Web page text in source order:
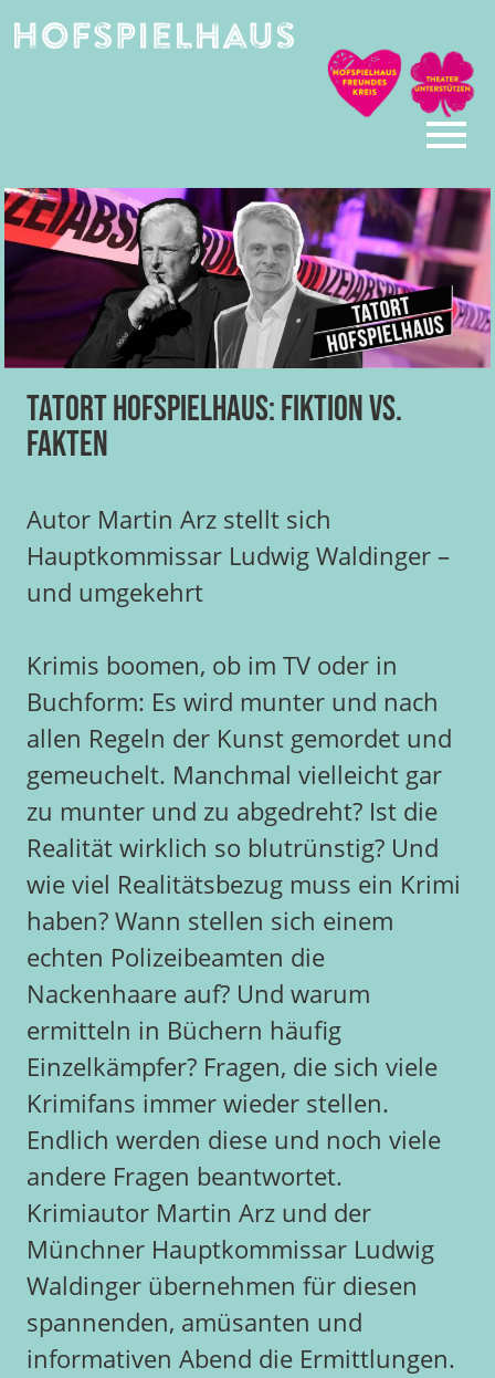
Tatort Hofspielhaus: Fiktion vs.
Fakten
Autor Martin Arz stellt sich
Hauptkommissar Ludwig Waldinger –
und umgekehrt
Krimis boomen, ob im TV oder in
Buchform: Es wird munter und nach
allen Regeln der Kunst gemordet und
gemeuchelt. Manchmal vielleicht gar
zu munter und zu abgedreht? Ist die
Realität wirklich so blutrünstig? Und
wie viel Realitätsbezug muss ein Krimi
haben? Wann stellen sich einem
echten Polizeibeamten die
Nackenhaare auf? Und warum
ermitteln in Büchern häufig
Einzelkämpfer? Fragen, die sich viele
Krimifans immer wieder stellen.
Endlich werden diese und noch viele
andere Fragen beantwortet.
Krimiautor Martin Arz und der
Münchner Hauptkommissar Ludwig
Waldinger übernehmen für diesen
spannenden, amüsanten und
informativen Abend die Ermittlungen.